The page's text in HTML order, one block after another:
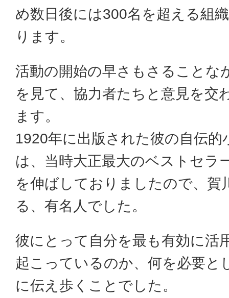
め数日後には300名を超える組
ります。
活動の開始の早さもさることな
を見て、協力者たちと意見を交
ます。
1920年に出版された彼の自伝的
は、当時大正最大のベストセラ
を伸ばしておりましたので、賀
る、有名人でした。
彼にとって自分を最も有効に活
起こっているのか、何を必要と
に伝え歩くことでした。